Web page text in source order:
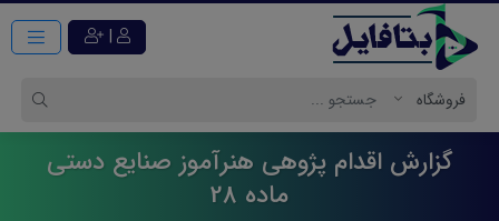
|
گزارش اقدام پژوهی هنرآموز صنایع دستی
ماده 28